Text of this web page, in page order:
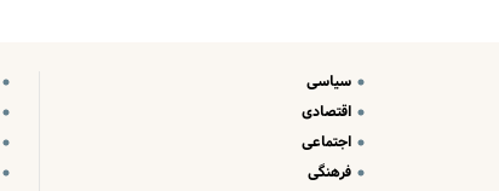
سیاسی
اقتصادی
اجتماعی
فرهنگی